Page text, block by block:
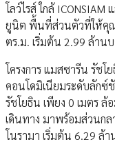
โลว์ไรส์ ใกล้
ยูนิต พื้นที่ส่วนตัวที่ให้คุณ
ตร.ม. เริ่มต้น 2.99 ล้าน
โครงการ แมสซารีน รัชโ
คอนโดมิเนียมระดับลักซ์
รัชโยธิน เพียง 0 เมตร
เดินทาง มาพร้อมส่วนก
โนรามา เริ่มต้น 6.29 ล้